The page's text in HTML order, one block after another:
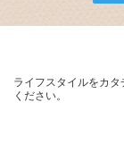
ライフスタイルをカタ
ください。